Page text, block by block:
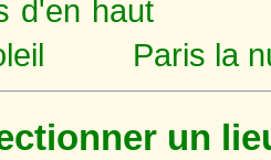
d'en haut
Paris la
un